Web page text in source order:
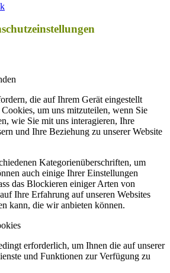
die auf Ihrem Gerät eingestellt
um uns mitzuteilen, wenn Sie
wie Sie mit uns interagieren, Ihre
und Ihre Beziehung zu unserer Website
Kategorienüberschriften, um
auch einige Ihrer Einstellungen
das Blockieren einiger Arten von
Ihre Erfahrung auf unseren Websites
kann, die wir anbieten können.
erforderlich, um Ihnen die auf unserer
und Funktionen zur Verfügung zu